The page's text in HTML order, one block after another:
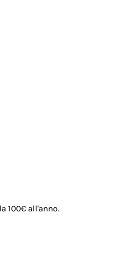
100€ all'anno.